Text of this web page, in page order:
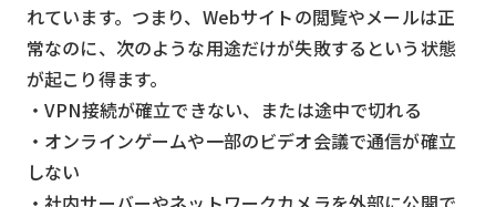
れています。つまり、Webサイトの閲覧やメールは正
常なのに、次のような用途だけが失敗するという状態
が起こり得ます。
・VPN接続が確立できない、または途中で切れる
・オンラインゲームや一部のビデオ会議で通信が確立
しない